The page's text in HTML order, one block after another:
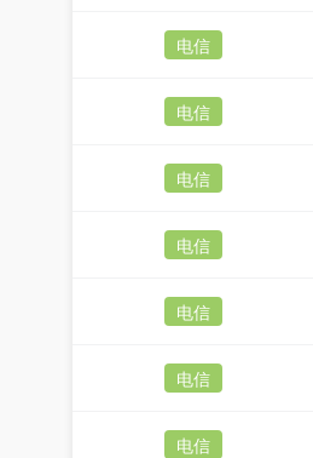
电信
电信
电信
电信
电信
电信
电信